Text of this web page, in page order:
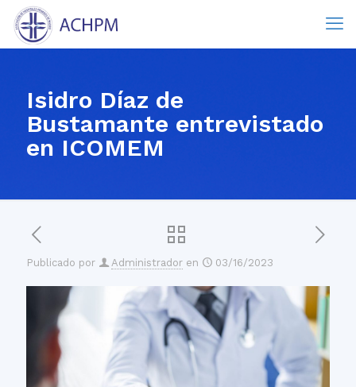
Isidro Díaz de
Bustamante entrevistado
en ICOMEM
Publicado por Administrador en 03/16/2023